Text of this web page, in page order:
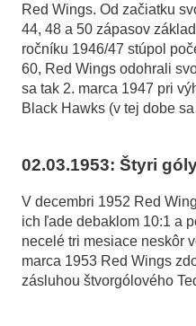
Red Wings. Od začiatku
44, 48 a 50 zápasov
ročníku 1946/47 stúpol
60, Red Wings odohrali
sa tak 2. marca 1947 pri
Black Hawks (v tej dobe
02.03.1953: Štyri
V decembri 1952 Red
ich ľade debaklom 10:1 a
necelé tri mesiace neskôr
marca 1953 Red Wings
zásluhou štvorgólového